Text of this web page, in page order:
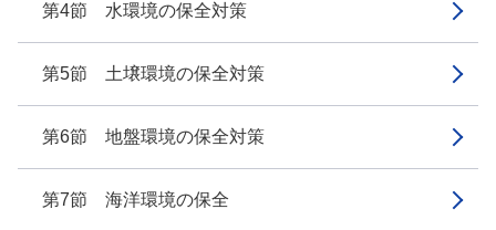
第4節 水環境の保全対策
第5節 土壌環境の保全対策
第6節 地盤環境の保全対策
第7節 海洋環境の保全